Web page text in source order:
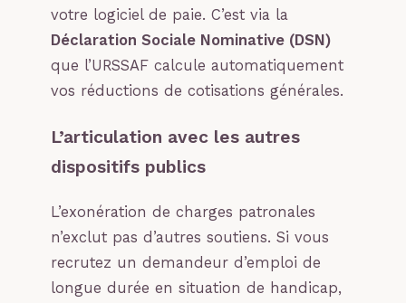
votre logiciel de paie. C’est via la
Déclaration Sociale Nominative (DSN)
que l’URSSAF calcule automatiquement
vos réductions de cotisations générales.
L’articulation avec les autres
dispositifs publics
L’exonération de charges patronales
n’exclut pas d’autres soutiens. Si vous
recrutez un demandeur d’emploi de
longue durée en situation de handicap,